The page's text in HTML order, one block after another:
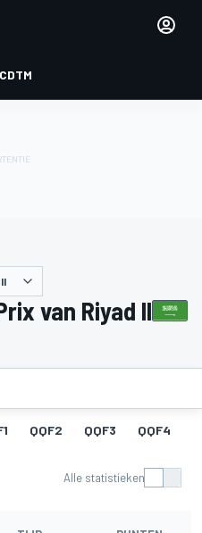
DTM
van Riyad II
QQF2 QQF3 QQF4
Alle statistieken